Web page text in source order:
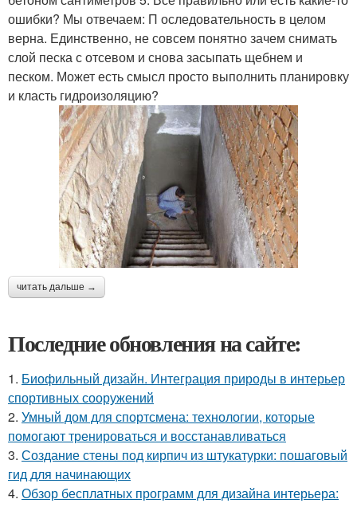
ошибки? Мы отвечаем: П оследовательность в целом
верна. Единственно, не совсем понятно зачем снимать
слой песка с отсевом и снова засыпать щебнем и
песком. Может есть смысл просто выполнить планировку
и класть гидроизоляцию?
читать дальше →
Последние обновления на сайте:
1. Биофильный дизайн. Интеграция природы в интерьер
спортивных сооружений
2. Умный дом для спортсмена: технологии, которые
помогают тренироваться и восстанавливаться
3. Создание стены под кирпич из штукатурки: пошаговый
гид для начинающих
4. Обзор бесплатных программ для дизайна интерьера: